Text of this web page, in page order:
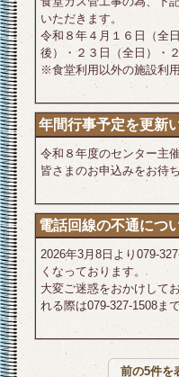
いただきます。
令和８年４月１６日（全
後）・２３日（全日）・
※食堂利用以外の施設利用
年間行事予定を更新
令和８年度のセンター主
皆さまのお申込みをお待
電話回線の不通につ
2026年3月8日より079-
くなっております。
大変ご迷惑をおかけして
れる際は079-327-1508ま